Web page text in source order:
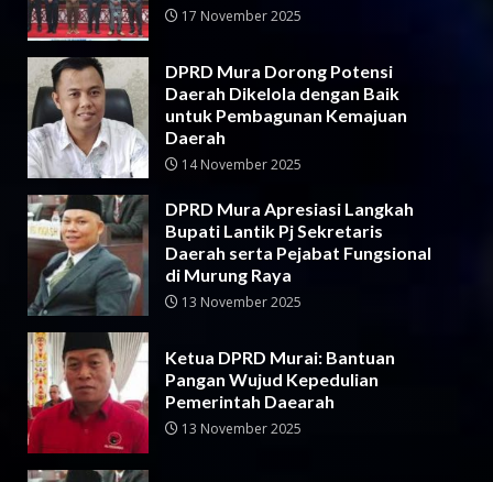
17 November 2025
DPRD Mura Dorong Potensi
Daerah Dikelola dengan Baik
untuk Pembagunan Kemajuan
Daerah
14 November 2025
DPRD Mura Apresiasi Langkah
Bupati Lantik Pj Sekretaris
Daerah serta Pejabat Fungsional
di Murung Raya
13 November 2025
Ketua DPRD Murai: Bantuan
Pangan Wujud Kepedulian
Pemerintah Daearah
13 November 2025